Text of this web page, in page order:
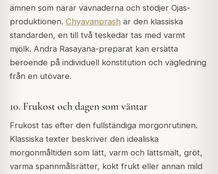
ämnen som närar vävnaderna och stödjer Ojas-
produktionen. Chyavanprash är den klassiska
standarden, en till två teskedar tas med varmt
mjölk. Andra Rasayana-preparat kan ersätta
beroende på individuell konstitution och vägledning
från en utövare.
10. Frukost och dagen som väntar
Frukost tas efter den fullständiga morgonrutinen.
Klassiska texter beskriver den idealiska
morgonmåltiden som lätt, varm och lättsmält, gröt,
varma spannmålsrätter, kokt frukt eller annan mild